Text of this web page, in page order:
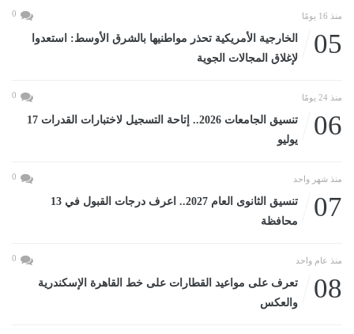
منذ 16 يومًا 0
05
الخارجية الأمريكية تحذر مواطنيها بالشرق الأوسط: استعدوا
لإغلاق المجالات الجوية
منذ 24 يومًا 0
06
تنسيق الجامعات 2026.. إتاحة التسجيل لاختبارات القدرات 17
يوليو
منذ شهر واحد 0
07
تنسيق الثانوى العام 2027.. اعرف درجات القبول في 13
محافظة
منذ عام واحد 0
08
تعرف على مواعيد القطارات على خط القاهرة الإسكندرية
والعكس